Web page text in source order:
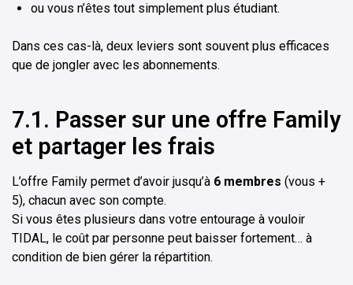
ou vous n’êtes tout simplement plus étudiant.
Dans ces cas-là, deux leviers sont souvent plus efficaces
que de jongler avec les abonnements.
7.1. Passer sur une offre Family
et partager les frais
L’offre Family permet d’avoir jusqu’à 6 membres (vous +
5), chacun avec son compte.
Si vous êtes plusieurs dans votre entourage à vouloir
TIDAL, le coût par personne peut baisser fortement… à
condition de bien gérer la répartition.